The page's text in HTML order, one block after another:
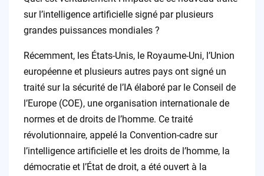
sur l’intelligence artificielle signé par plusieurs
grandes puissances mondiales ?
Récemment, les États-Unis, le Royaume-Uni, l’Union
européenne et plusieurs autres pays ont signé un
traité sur la sécurité de l’IA élaboré par le Conseil de
l’Europe (COE), une organisation internationale de
normes et de droits de l’homme. Ce traité
révolutionnaire, appelé la Convention-cadre sur
l’intelligence artificielle et les droits de l’homme, la
démocratie et l’État de droit, a été ouvert à la